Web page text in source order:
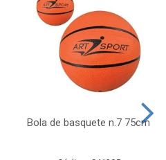
Bola de basquete n.7 75cm